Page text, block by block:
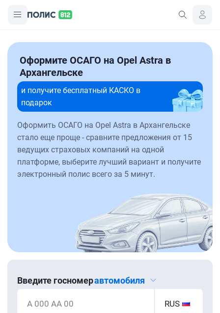
Оформите ОСАГО на Opel Astra в
Архангельске
и получите бесплатный КАСКО в
подарок
Оформить ОСАГО на Opel Astra в Архангельске
стало еще проще - сравните предложения от 15
ведущих страховых компаний на одной
платформе, выберите лучший вариант и получите
электронный полис всего за 5 минут.
Введите госномеравтомобиля
А 000 АА 00 RUS